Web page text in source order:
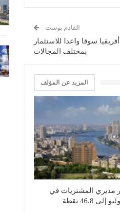
القادم بوست
سوقا واعدا للاستثمار
بمختلف المجالات
المزيد عن المؤلف
مديري المشتريات في
46.8 نقطة